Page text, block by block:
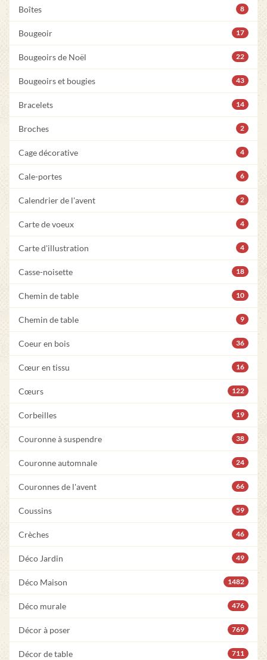
Boîtes 8
Bougeoir 17
Bougeoirs de Noël 22
Bougeoirs et bougies 43
Bracelets 14
Broches 2
Cage décorative 4
Cale-portes 6
Calendrier de l'avent 2
Carte de voeux 4
Carte d'illustration 4
Casse-noisette 18
Chemin de table 10
Chemin de table 9
Coeur en bois 36
Cœur en tissu 16
Cœurs 122
Corbeilles 19
Couronne à suspendre 38
Couronne automnale 24
Couronnes de l'avent 66
Coussins 59
Crèches 46
Déco Jardin 49
Déco Maison 1482
Déco murale 476
Décor à poser 769
Décor de table 711